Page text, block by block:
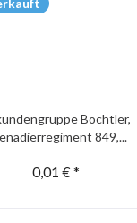
Bochtler,
849,...
0,01 € *